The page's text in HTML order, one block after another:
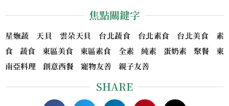
焦點關鍵字
星嫵蔬 天貝 雲朵天貝 台北蔬食 台北素食 台北美食 素
食 蔬食 東區美食 東區素食 全素 純素 蛋奶素 聚餐 東
南亞料理 創意西餐 寵物友善 親子友善
SHARE